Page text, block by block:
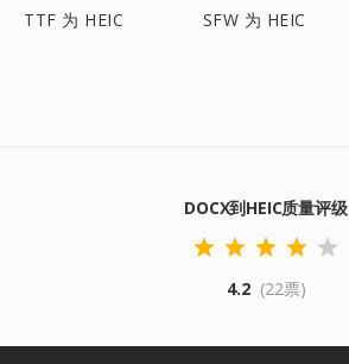
TTF 为 HEIC SFW 为 HEIC
DOCX到HEIC质量评级
4.2 (22票)